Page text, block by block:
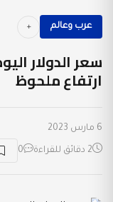
عرب وعالم
ارتفاع ملحوظ
6 مارس 2023
2 دقائق للقراءة 0